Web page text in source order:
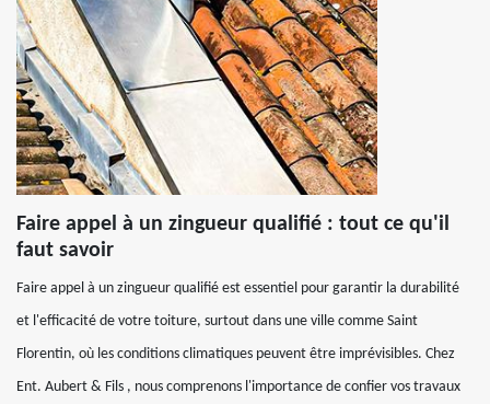
Faire appel à un zingueur qualifié : tout ce qu'il
faut savoir
Faire appel à un zingueur qualifié est essentiel pour garantir la durabilité
et l'efficacité de votre toiture, surtout dans une ville comme Saint
Florentin, où les conditions climatiques peuvent être imprévisibles. Chez
Ent. Aubert & Fils , nous comprenons l'importance de confier vos travaux